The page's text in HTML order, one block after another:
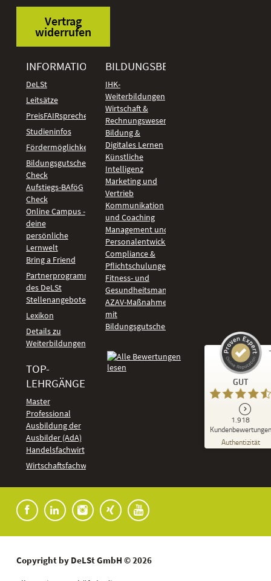
Vertrag
widerrufen
INFORMATIONEN
DeLSt
Leitsätze
PreisFAIRsprechen
Studieninfos
Fördermöglichkeiten
Bildungsgutschein
Check
Aufstiegs-BAföG
Check
Online Campus -
deine
persönliche
Lernwelt
Bring a Friend
Partnerprogramm
des DeLSt
Stellenangebote
Lexikon
Details zu
Weiterbildungen
TOP-
LEHRGÄNGE
Master
Professional
Ausbildung der
Ausbilder (AdA)
Handelsfachwirt
Wirtschaftsfachwirt
BILDUNGSBEREICHE
IHK-
Weiterbildungen
Wirtschaft &
Rechnungswesen
Bildung &
Digitales Lernen
Künstliche
Intelligenz
Marketing und
Vertrieb
Kommunikation
und Coaching
Management und
Personalentwicklung
Compliance &
Pflichtschulungen
Fitness- und
Gesundheitsmanagement
AZAV-Maßnahmen
mit
Bildungsgutschein
GUT
1.918
Kundenbewertungen
Authentizität
Kundenbewertungen und Erfahrungen zu
DeLSt - Deutsches eLearning Studieninstitut
92
%
Empfehlungen auf
ProvenExpert.com
anderen Quellen
Copyright by DeLSt GmbH © 2026